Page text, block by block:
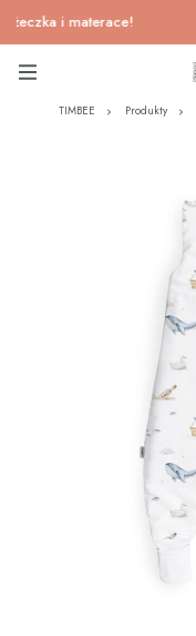
i materace!
TIMBEE Produkty